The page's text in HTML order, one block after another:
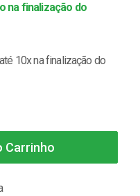
na finalização do
10x na finalização do
Carrinho